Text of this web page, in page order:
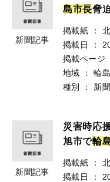
新聞記事
島市長脅
掲載紙 ：
掲載日
：
掲載ページ
地域
：
輪
種別
： 新
新聞記事
災害時応
旭市で輪
掲載紙 ：
掲載日
：